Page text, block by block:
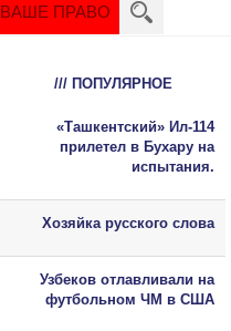
ВАШЕ ПРАВО
/// ПОПУЛЯРНОЕ
«Ташкентский» Ил-114
прилетел в Бухару на
испытания.
Хозяйка русского слова
Узбеков отлавливали на
футбольном ЧМ в США